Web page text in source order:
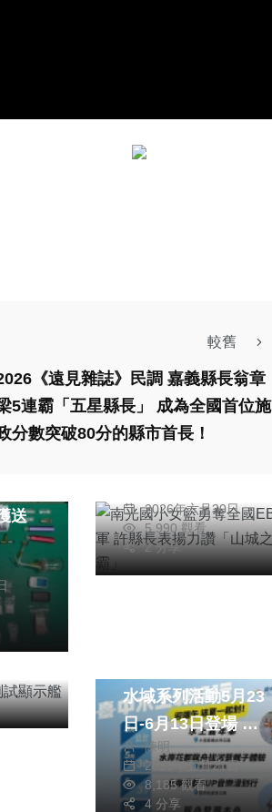
較舊
《遠見雜誌》民調 嘉義縣長翁章
5連霸「五星縣長」 成為全國首位施
分數突破80分的縣市首長！
綜合新聞
南光國小女籃勇奪全
國EBL冠軍 許縣長
2026年六月30日
5,990 觀看
2 分享
測
水域系列活動5月23
日-6月13日登場 邀
市民清涼一夏
陳明
2026年五月21日
8,185 觀看
4 分享